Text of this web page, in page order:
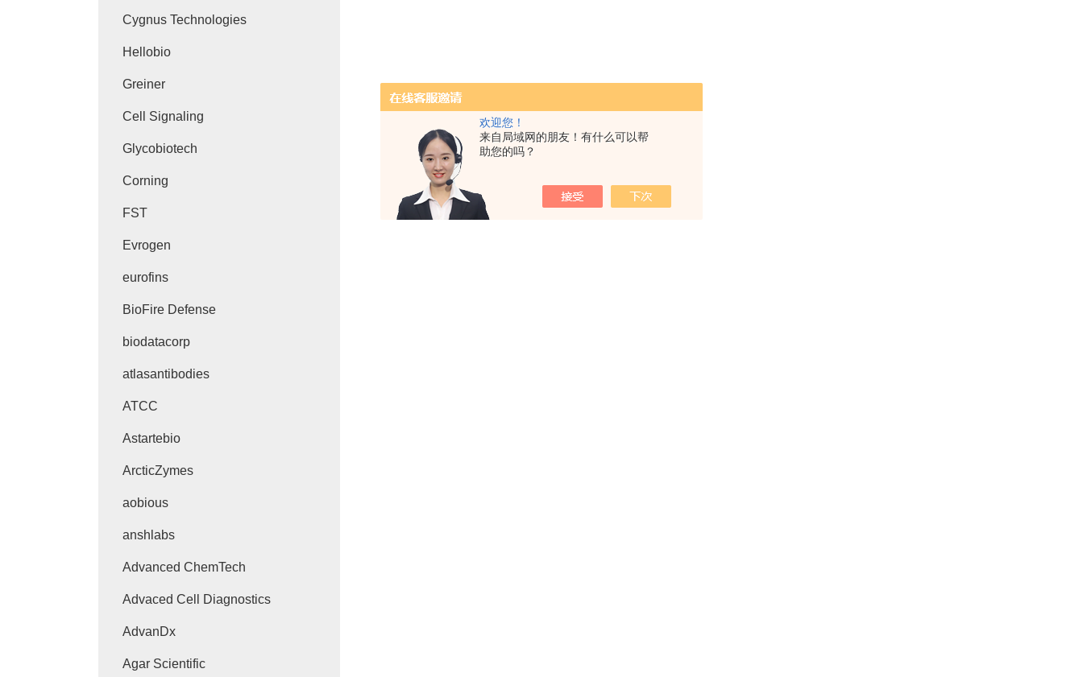
欢迎您！
来自局域网的朋友！有什么可以帮
助您的吗？
Cygnus Technologies
Hellobio
Greiner
Cell Signaling
Glycobiotech
Corning
FST
Evrogen
eurofins
BioFire Defense
biodatacorp
atlasantibodies
ATCC
Astartebio
ArcticZymes
aobious
anshlabs
Advanced ChemTech
Advaced Cell Diagnostics
AdvanDx
Agar Scientific